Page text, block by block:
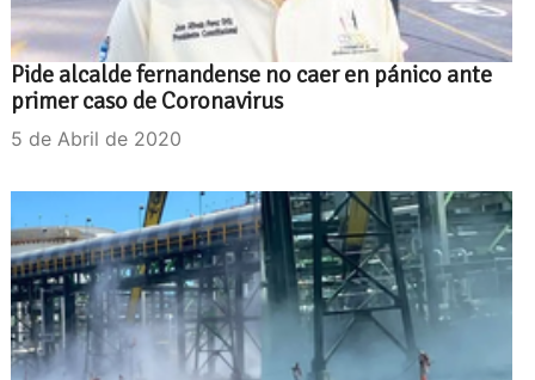
Pide alcalde fernandense no caer en pánico ante
primer caso de Coronavirus
5 de Abril de 2020